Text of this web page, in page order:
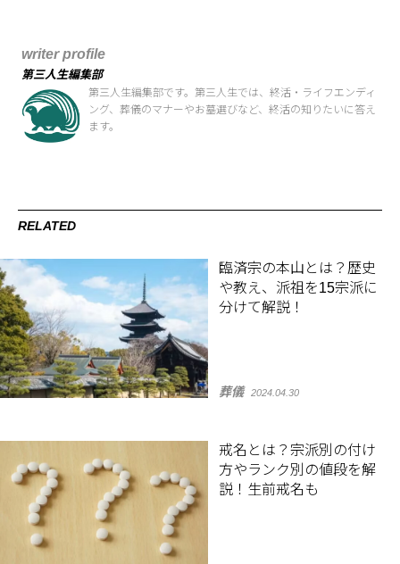
writer profile
第三人生編集部
第三人生編集部です。第三人生では、終活・ライフエンディ
ング、葬儀のマナーやお墓選びなど、終活の知りたいに答え
ます。
RELATED
臨済宗の本山とは？歴史
や教え、派祖を15宗派に
分けて解説！
葬儀 2024.04.30
戒名とは？宗派別の付け
方やランク別の値段を解
説！生前戒名も